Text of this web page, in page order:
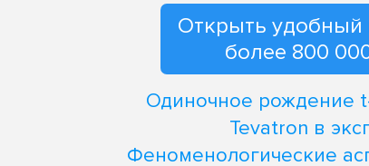
Открыть удобный
более 800
Одиночное рождение
Tevatron в
Феноменологические